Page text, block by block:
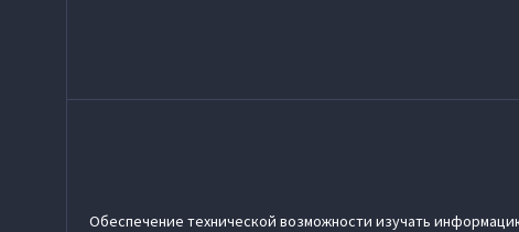
Обеспечение технической возможности изучать